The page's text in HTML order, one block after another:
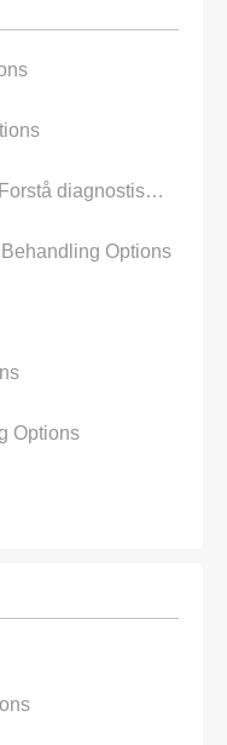
Komplikasjoner med Thyroid- Forstå diagnostisering og behandling av en skjoldbrusk Nodule
Options
Options